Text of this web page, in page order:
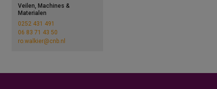
Veilen, Machines &
Materialen
0252 431 491
06 83 71 43 50
ro.walkier@cnb.nl